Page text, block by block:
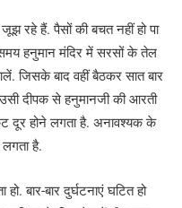
रहे हैं. पैसों की बचत नहीं हो पा
हनुमान मंदिर में सरसों के तेल
जिसके बाद वहीं बैठकर सात बार
दीपक से हनुमानजी की आरती
दूर होने लगता है. अनावश्यक के
है.
बार-बार दुर्घटनाएं घटित हो